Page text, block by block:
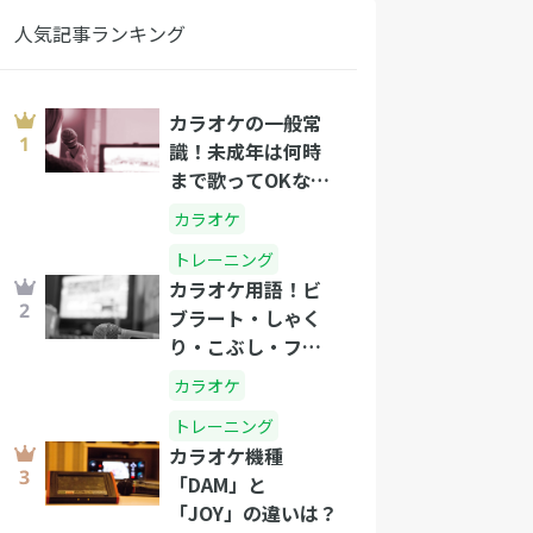
人気記事ランキング
カラオケの一般常
識！未成年は何時
まで歌ってOKな
の？
カラオケ
トレーニング
カラオケ用語！ビ
ブラート・しゃく
り・こぶし・フォ
ールって？
カラオケ
トレーニング
カラオケ機種
「DAM」と
「JOY」の違いは？